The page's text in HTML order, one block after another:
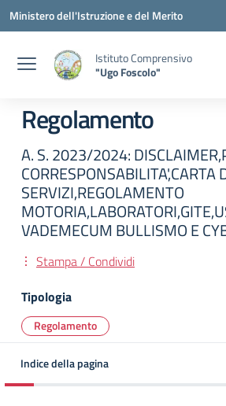
Vai ai contenuti
Vai al menu di navigazione
Vai al footer
Ministero dell'Istruzione e del Merito
Istituto Comprensivo
"Ugo Foscolo"
Regolamento
A. S. 2023/2024:
CORRESPONSABILITA',CARTA
SERVIZI,REGOLAMENTO
VADEMECUM BULLISMO E
Stampa / Condividi
Tipologia
Regolamento
Indice della pagina